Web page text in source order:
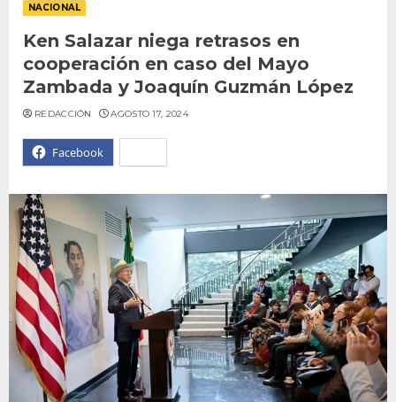
NACIONAL
Ken Salazar niega retrasos en
cooperación en caso del Mayo
Zambada y Joaquín Guzmán López
Facebook
REDACCIÓN AGOSTO 17, 2024